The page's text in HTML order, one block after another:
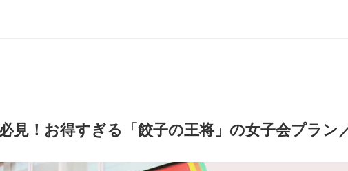
見！お得すぎる「餃子の王将」の女子会プラン